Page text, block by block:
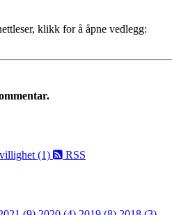
klikk for å åpne vedlegg:
(1) RSS